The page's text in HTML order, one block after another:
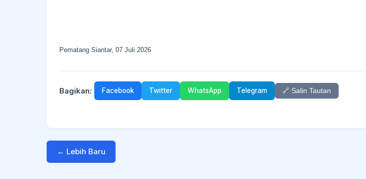
Pematang Siantar, 07 Juli 2026
Bagikan: Facebook Twitter WhatsApp Telegram 🔗 Salin Tautan
← Lebih Baru